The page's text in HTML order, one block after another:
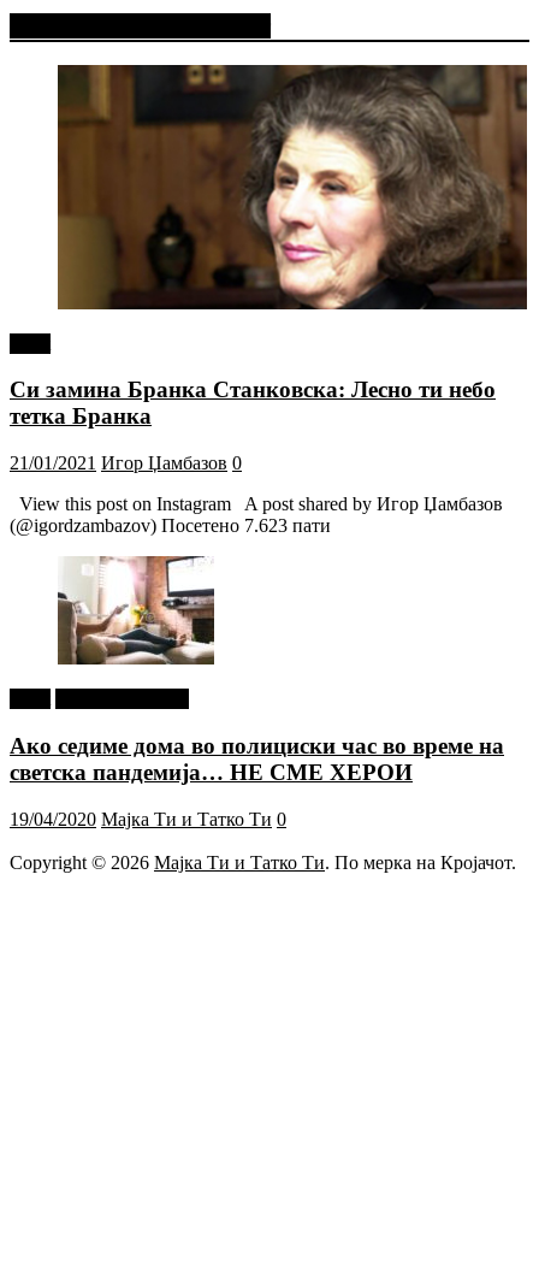
Си замина Бранка Станковска: Лесно ти небо
тетка Бранка
21/01/2021 Игор Џамбазов 0
View this post on Instagram A post shared by Игор Џамбазов
(@igordzambazov) Посетено 7.623 пати
Ако седиме дома во полициски час во време на
светска пандемија… НЕ СМЕ ХЕРОИ
19/04/2020 Мајка Ти и Татко Ти 0
Copyright © 2026 Мајка Ти и Татко Ти. По мерка на Кројачот.